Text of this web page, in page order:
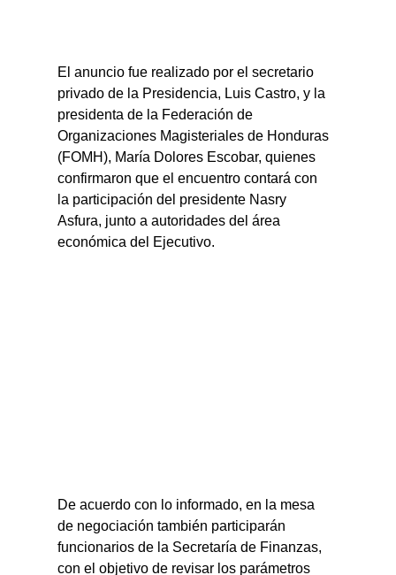
El anuncio fue realizado por el secretario
privado de la Presidencia, Luis Castro, y la
presidenta de la Federación de
Organizaciones Magisteriales de Honduras
(FOMH), María Dolores Escobar, quienes
confirmaron que el encuentro contará con
la participación del presidente Nasry
Asfura, junto a autoridades del área
económica del Ejecutivo.
De acuerdo con lo informado, en la mesa
de negociación también participarán
funcionarios de la Secretaría de Finanzas,
con el objetivo de revisar los parámetros